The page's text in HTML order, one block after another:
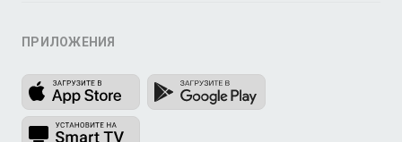
ПРИЛОЖЕНИЯ